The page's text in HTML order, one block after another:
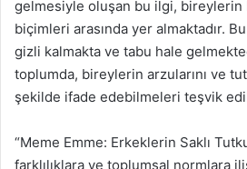
gelmesiyle oluşan bu ilgi,
biçimleri arasında yer almaktadır.
gizli kalmakta ve tabu hale
toplumda, bireylerin arzularını ve
şekilde ifade edebilmeleri teşvik
“Meme Emme: Erkeklerin Saklı
farklılıklara ve toplumsal normlara